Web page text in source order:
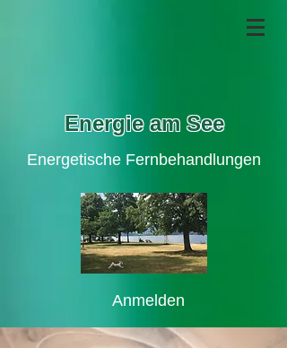
Energie am See
Energetische Fernbehandlungen
Anmelden